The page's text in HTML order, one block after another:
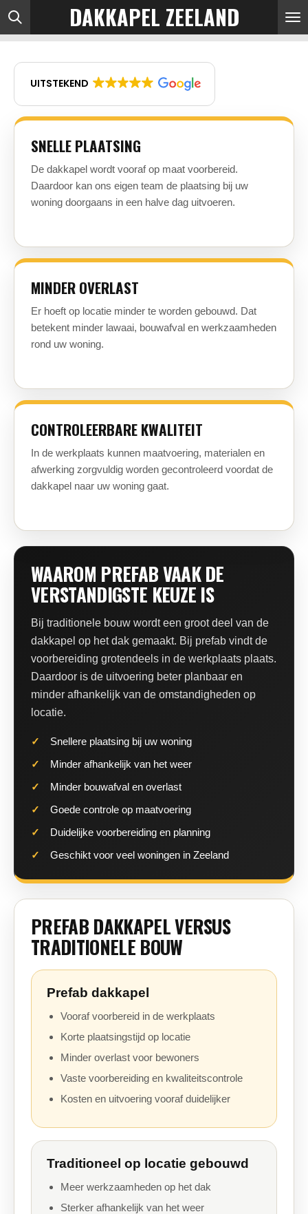
Ga
direct
de
hoofdinhoud
DAKKAPEL ZEELAND
UITSTEKEND
SNELLE PLAATSING
De dakkapel wordt vooraf op maat voorbereid.
Daardoor kan ons eigen team de plaatsing bij uw
woning doorgaans in een halve dag uitvoeren.
MINDER OVERLAST
Er hoeft op locatie minder te worden gebouwd. Dat
betekent minder lawaai, bouwafval en werkzaamheden
rond uw woning.
CONTROLEERBARE KWALITEIT
In de werkplaats kunnen maatvoering, materialen en
afwerking zorgvuldig worden gecontroleerd voordat de
dakkapel naar uw woning gaat.
WAAROM PREFAB VAAK DE
VERSTANDIGSTE KEUZE IS
Bij traditionele bouw wordt een groot deel van de
dakkapel op het dak gemaakt. Bij prefab vindt de
voorbereiding grotendeels in de werkplaats plaats.
Daardoor is de uitvoering beter planbaar en
minder afhankelijk van de omstandigheden op
locatie.
Snellere plaatsing bij uw woning
Minder afhankelijk van het weer
Minder bouwafval en overlast
Goede controle op maatvoering
Duidelijke voorbereiding en planning
Geschikt voor veel woningen in Zeeland
PREFAB DAKKAPEL VERSUS
TRADITIONELE BOUW
Prefab dakkapel
Vooraf voorbereid in de werkplaats
Korte plaatsingstijd op locatie
Minder overlast voor bewoners
Vaste voorbereiding en kwaliteitscontrole
Kosten en uitvoering vooraf duidelijker
Traditioneel op locatie gebouwd
Meer werkzaamheden op het dak
Sterker afhankelijk van het weer